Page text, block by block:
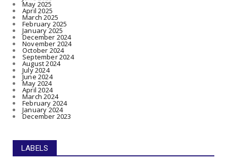
May 2025
April 2025
March 2025
February 2025
January 2025
December 2024
November 2024
October 2024
September 2024
August 2024
July 2024
June 2024
May 2024
April 2024
March 2024
February 2024
January 2024
December 2023
LABELS